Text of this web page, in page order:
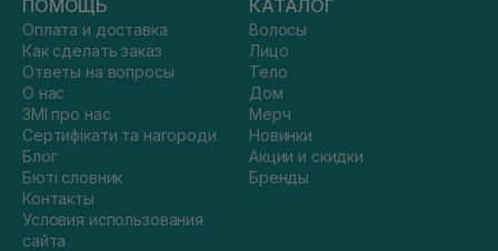
ПОМОЩЬ
Оплата и доставка
Как сделать заказ
Ответы на вопросы
О нас
ЗМІ про нас
Сертифікати та нагороди
Блог
Бюті словник
Контакты
Условия использования
сайта
КАТАЛОГ
Волосы
Лицо
Тело
Дом
Мерч
Новинки
Акции и скидки
Бренды